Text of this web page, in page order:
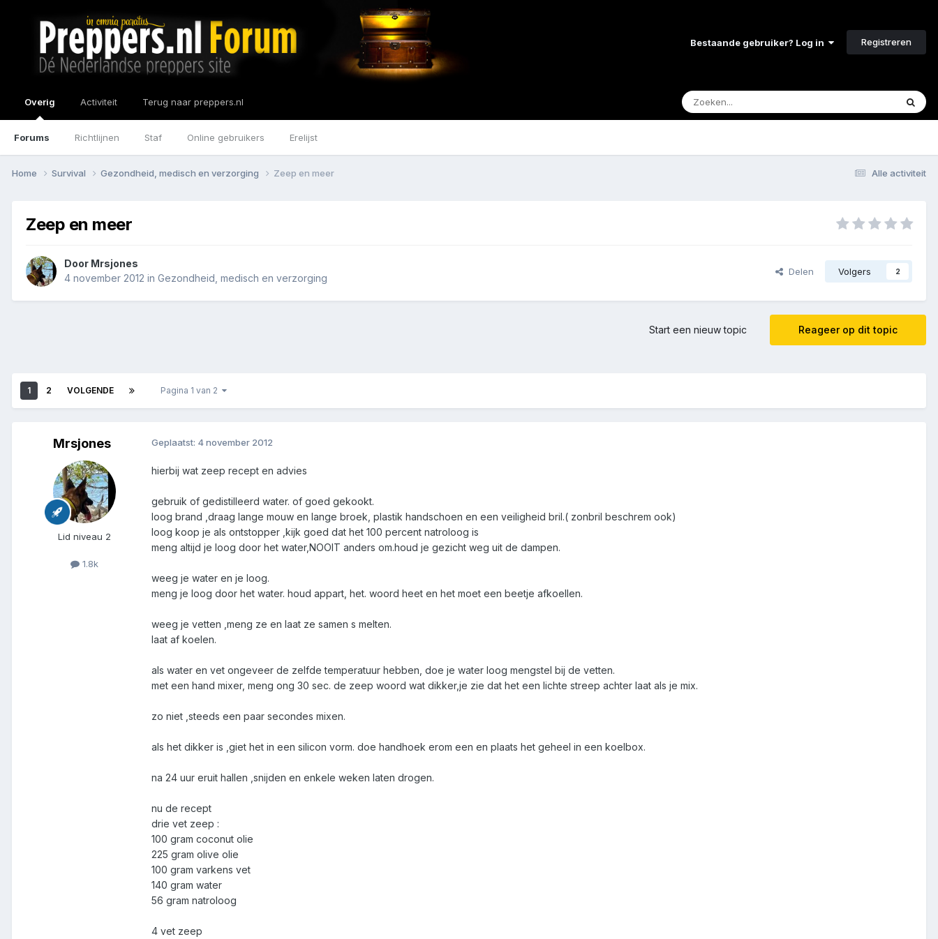
Bestaande gebruiker? Log in Registreren
Overig
Forums Richtlijnen Staf Online gebruikers Erelijst
Activiteit Terug naar preppers.nl
Alle activiteit
Home Survival Gezondheid, medisch en verzorging Zeep en meer
Zeep en meer
Door Mrsjones
4 november 2012 in Gezondheid, medisch en verzorging
Delen Volgers 2
Reageer op dit topic
Start een nieuw topic
1 2 VOLGENDE Pagina 1 van 2
Mrsjones
Lid niveau 2
1.8k
Geplaatst: 4 november 2012
hierbij wat zeep recept en advies
gebruik of gedistilleerd water. of goed gekookt.
loog brand ,draag lange mouw en lange broek, plastik handschoen en een veiligheid bril.( zonbril beschrem ook)
loog koop je als ontstopper ,kijk goed dat het 100 percent natroloog is
meng altijd je loog door het water,NOOIT anders om.houd je gezicht weg uit de dampen.
weeg je water en je loog.
meng je loog door het water. houd appart, het. woord heet en het moet een beetje afkoellen.
weeg je vetten ,meng ze en laat ze samen s melten.
laat af koelen.
als water en vet ongeveer de zelfde temperatuur hebben, doe je water loog mengstel bij de vetten.
met een hand mixer, meng ong 30 sec. de zeep woord wat dikker,je zie dat het een lichte streep achter laat als je mix.
zo niet ,steeds een paar secondes mixen.
als het dikker is ,giet het in een silicon vorm. doe handhoek erom een en plaats het geheel in een koelbox.
na 24 uur eruit hallen ,snijden en enkele weken laten drogen.
nu de recept
drie vet zeep :
100 gram coconut olie
225 gram olive olie
100 gram varkens vet
140 gram water
56 gram natroloog
4 vet zeep